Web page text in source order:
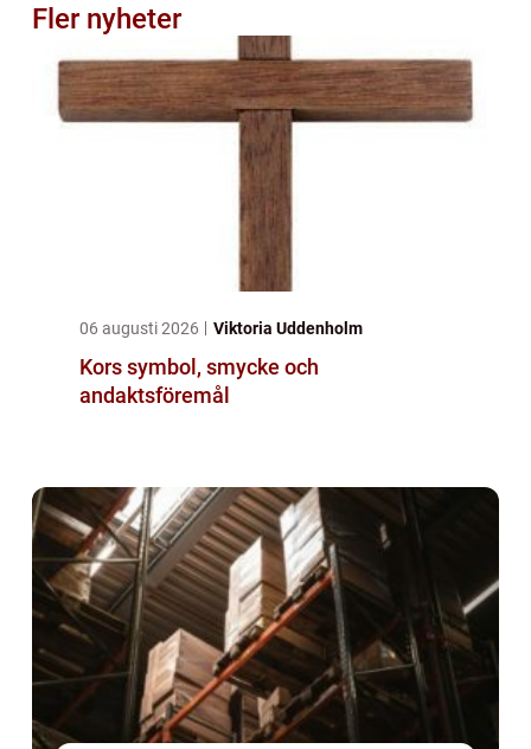
Fler nyheter
06 augusti 2026 Viktoria Uddenholm
Kors symbol, smycke och
andaktsföremål